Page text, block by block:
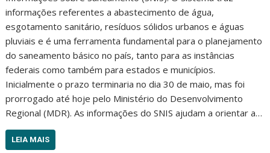
informações referentes a abastecimento de água,
esgotamento sanitário, resíduos sólidos urbanos e águas
pluviais e é uma ferramenta fundamental para o planejamento
do saneamento básico no país, tanto para as instâncias
federais como também para estados e municípios.
Inicialmente o prazo terminaria no dia 30 de maio, mas foi
prorrogado até hoje pelo Ministério do Desenvolvimento
Regional (MDR). As informações do SNIS ajudam a orientar a…
LEIA MAIS